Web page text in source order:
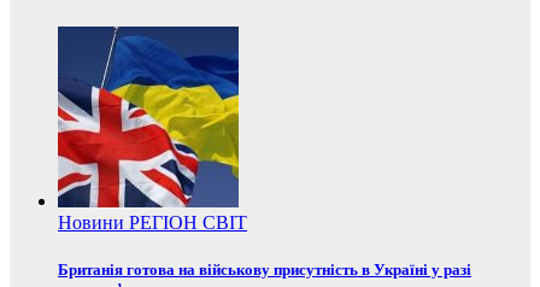
Новини РЕГІОН СВІТ
Британія готова на військову присутність в Україні у разі